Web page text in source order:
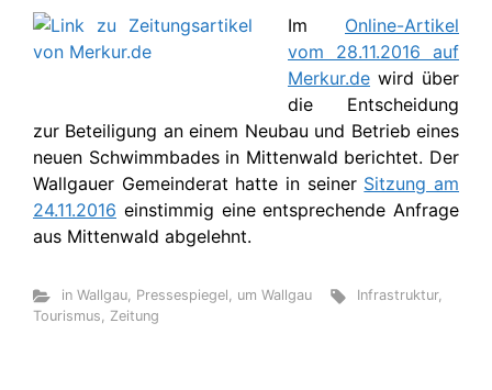
Im Online-Artikel
vom 28.11.2016 auf
Merkur.de wird über
die Entscheidung
zur Beteiligung an einem Neubau und Betrieb eines
neuen Schwimmbades in Mittenwald berichtet. Der
Wallgauer Gemeinderat hatte in seiner Sitzung am
24.11.2016 einstimmig eine entsprechende Anfrage
aus Mittenwald abgelehnt.
in Wallgau, Pressespiegel, um Wallgau Infrastruktur,
Tourismus, Zeitung